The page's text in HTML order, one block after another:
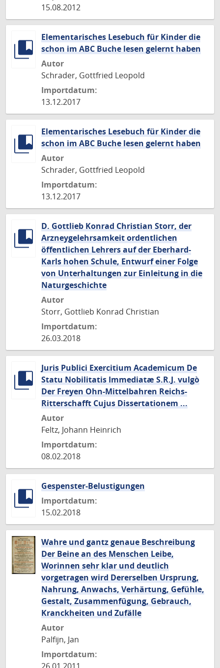
15.08.2012
Elementarisches Lesebuch für Kinder die
schon im ABC Buche lesen gelernt haben
Autor
Schrader, Gottfried Leopold
Importdatum:
13.12.2017
Elementarisches Lesebuch für Kinder die
schon im ABC Buche lesen gelernt haben
Autor
Schrader, Gottfried Leopold
Importdatum:
13.12.2017
D. Gottlieb Konrad Christian Storr, der
Arzneygelehrsamkeit ordentlichen
öffentlichen Lehrers auf der Eberhard-
Karls hohen Schule, Entwurf einer Folge
von Unterhaltungen zur Einleitung in die
Naturgeschichte
Autor
Storr, Gottlieb Konrad Christian
Importdatum:
26.03.2018
Juris Publici Exercitium Academicum De
Statu Nobilitatis Immediatæ S.R.J. vulgò
Der Freyen Ohn-Mittelbahren Reichs-
Ritterschafft Cujus Dissertationem ...
Autor
Feltz, Johann Heinrich
Importdatum:
08.02.2018
Gespenster-Belustigungen
Importdatum:
15.02.2018
Wahre und gantz genaue Beschreibung
Der Beine an des Menschen Leibe,
Worinnen sehr klar und deutlich
vorgetragen wird Dererselben Ursprung,
Nahrung, Anwachs, Verhärtung, Gefühle,
Gestalt, Zusammenfügung, Gebrauch,
Kranckheiten und Zufälle
Autor
Palfijn, Jan
Importdatum: